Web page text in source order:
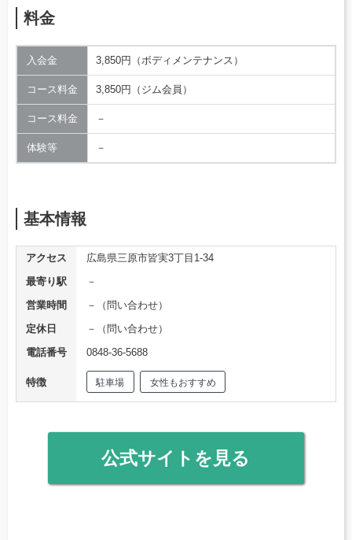
料金
入会金 3,850円（ボディメンテナンス）
コース料金 3,850円（ジム会員）
コース料金 －
体験等 －
基本情報
アクセス
広島県三原市皆実3丁目1-34
最寄り駅
－
営業時間
－（問い合わせ）
定休日
－（問い合わせ）
電話番号
0848-36-5688
特徴 駐車場 女性もおすすめ
公式サイトを見る